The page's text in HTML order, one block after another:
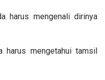
harus mengenali dirinya
harus mengetahui tamsil